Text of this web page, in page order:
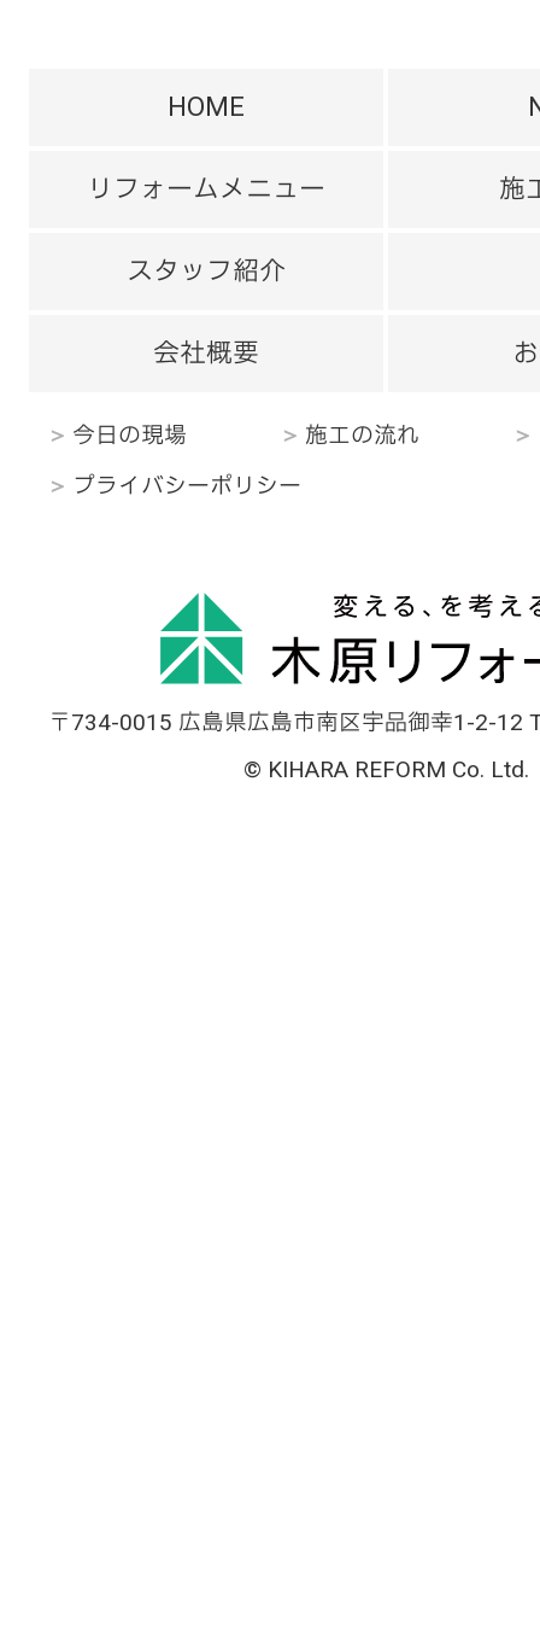
HOME
リフォームメニュー 施
スタッフ紹介
会社概要
今日の現場 施工の流れ
プライバシーポリシー
〒734-0015 広島県広島市南区宇品御幸1-2-12
© KIHARA REFORM Co. Ltd.